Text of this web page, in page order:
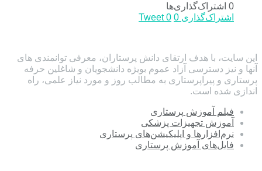
0 اشتراک‌گذاری‌ها
اشتراک‌گذاری 0
Tweet 0
این سایت، با هدف ارتقای دانش پرستاران، معرفی توانمندی های
آنها و نیز دسترسی آزاد عموم بویژه دانشجویان و شاغلین حرفه
پرستاری و پیراپرستاری به مطالب روز و مورد نیاز علمی، راه
اندازی شده است.
فیلم آموزش پرستاری
آموزش تجهیزات پزشکی
نرم‌افزارها و اپلیکیشن‌های پرستاری
فایل‌های آموزش پرستاری